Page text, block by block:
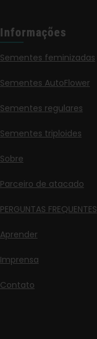
Informações
Sementes feminizadas
Sementes AutoFlower
Sementes regulares
Sementes triploides
Sobre
Parceiro de atacado
PERGUNTAS FREQUENTES
Aprender
Imprensa
Contato